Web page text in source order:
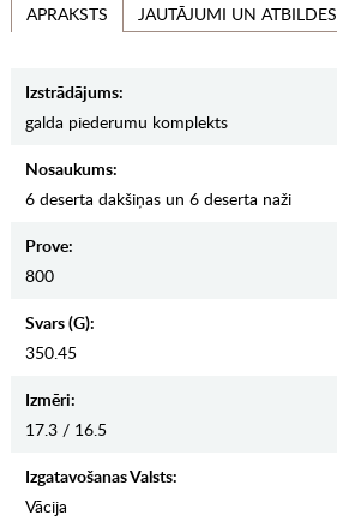
APRAKSTS JAUTĀJUMI UN ATBILDES
Izstrādājums:
galda piederumu komplekts
Nosaukums:
6 deserta dakšiņas un 6 deserta naži
Prove:
800
Svars (g):
350.45
Izmēri:
17.3 / 16.5
Izgatavošanas Valsts:
Vācija